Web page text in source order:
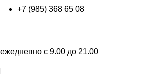
+7 (985) 368 65 08
ежедневно с 9.00 до 21.00